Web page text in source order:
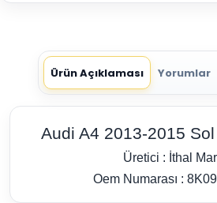
Ürün Açıklaması Yorumlar
Audi A4 2013-2015 Sol
Üretici : İthal
Oem Numarası :